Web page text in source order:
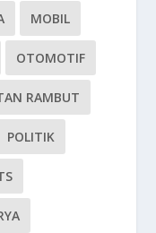
MOBIL
OTOMOTIF
RAMBUT
POLITIK